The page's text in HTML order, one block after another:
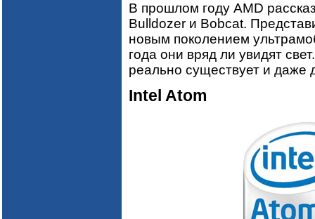
В прошлом году AMD
Bulldozer и Bobcat.
новым поколением
года они вряд ли увидят
реально существует и даже
Intel Atom